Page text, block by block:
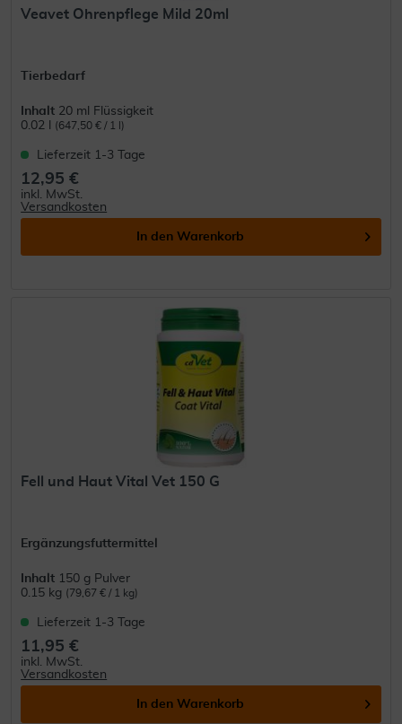
Veavet Ohrenpflege Mild 20ml
Tierbedarf
Inhalt 20 ml Flüssigkeit
0.02 l
(647,50 € / 1 l)
Lieferzeit 1-3 Tage
12,95 €
inkl. MwSt.
Versandkosten
In den Warenkorb
Fell und Haut Vital Vet 150 G
Ergänzungsfuttermittel
Inhalt 150 g Pulver
0.15 kg (79,67 € / 1 kg)
Lieferzeit 1-3 Tage
11,95 €
inkl. MwSt.
Versandkosten
In den Warenkorb